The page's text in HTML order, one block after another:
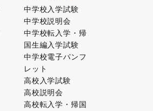
中学校入学試験
中学校説明会
中学校転入学・帰
国生編入学試験
中学校電子パンフ
レット
高校入学試験
高校説明会
高校転入学・帰国